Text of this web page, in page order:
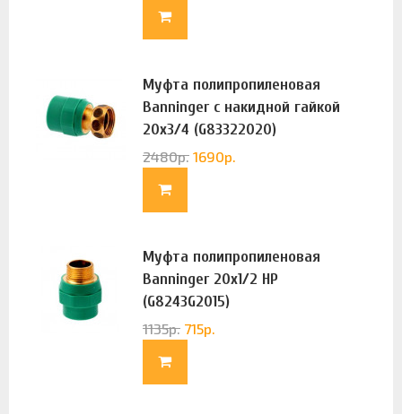
Муфта полипропиленовая
Banninger с накидной гайкой
20х3/4 (G83322020)
2480р. 1690р.
Муфта полипропиленовая
Banninger 20х1/2 НР
(G8243G2015)
1135р. 715р.